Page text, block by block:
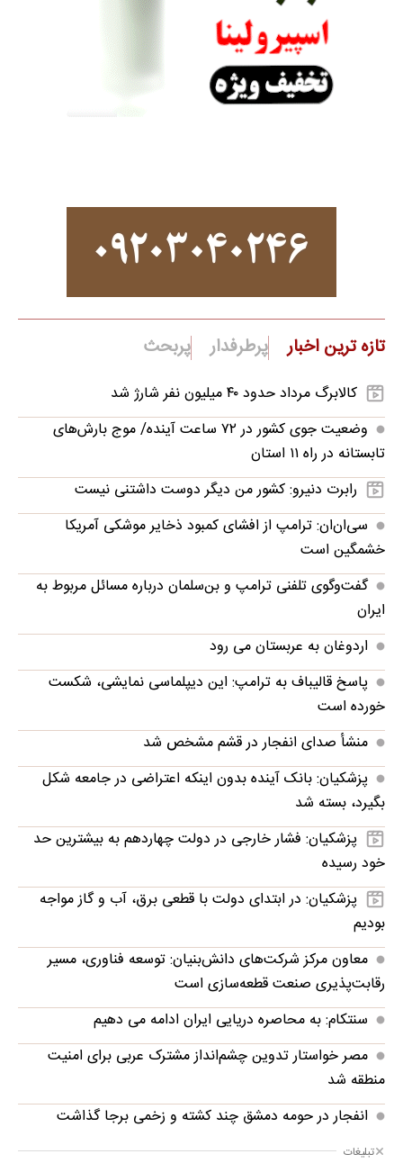
تازه ترین اخبار پرطرفدار پربحث
کالابرگ مرداد حدود ۴۰‌ میلیون نفر شارژ شد
وضعیت جوی کشور در ۷۲ ساعت آینده/ موج بارش‌های
تابستانه در راه ۱۱ استان
رابرت دنیرو: کشور من دیگر دوست داشتنی نیست
سی‌ان‌ان: ترامپ از افشای کمبود ذخایر موشکی آمریکا
خشمگین است
گفت‌وگوی تلفنی ترامپ و بن‌سلمان درباره مسائل مربوط به
ایران
اردوغان به عربستان می رود
پاسخ قالیباف به ترامپ: این دیپلماسی نمایشی، شکست
خورده است
منشأ صدای انفجار در قشم مشخص شد
پزشکیان: بانک آینده بدون اینکه اعتراضی در جامعه شکل
بگیرد، بسته شد
پزشکیان: فشار خارجی در دولت چهاردهم به بیشترین حد
خود رسیده
پزشکیان: در ابتدای دولت با قطعی برق، آب و گاز مواجه
بودیم
معاون مرکز شرکت‌های دانش‌بنیان: توسعه فناوری، مسیر
رقابت‌پذیری صنعت قطعه‌سازی است
سنتکام: به محاصره دریایی ایران ادامه می دهیم
مصر خواستار تدوین چشم‌انداز مشترک عربی برای امنیت
منطقه شد
انفجار در حومه دمشق چند کشته و زخمی برجا گذاشت
تبلیغات